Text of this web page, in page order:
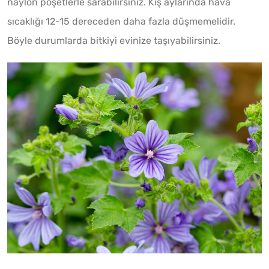
sıcaklığı 12-15 dereceden daha fazla düşmemelidir.
Böyle durumlarda bitkiyi evinize taşıyabilirsiniz.